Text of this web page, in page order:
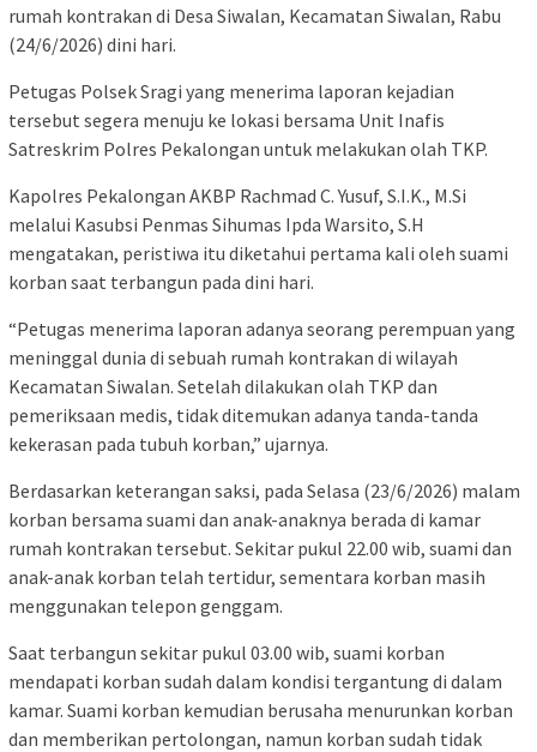
rumah kontrakan di Desa Siwalan, Kecamatan Siwalan, Rabu
(24/6/2026) dini hari.
Petugas Polsek Sragi yang menerima laporan kejadian
tersebut segera menuju ke lokasi bersama Unit Inafis
Satreskrim Polres Pekalongan untuk melakukan olah TKP.
Kapolres Pekalongan AKBP Rachmad C. Yusuf, S.I.K., M.Si
melalui Kasubsi Penmas Sihumas Ipda Warsito, S.H
mengatakan, peristiwa itu diketahui pertama kali oleh suami
korban saat terbangun pada dini hari.
“Petugas menerima laporan adanya seorang perempuan yang
meninggal dunia di sebuah rumah kontrakan di wilayah
Kecamatan Siwalan. Setelah dilakukan olah TKP dan
pemeriksaan medis, tidak ditemukan adanya tanda-tanda
kekerasan pada tubuh korban,” ujarnya.
Berdasarkan keterangan saksi, pada Selasa (23/6/2026) malam
korban bersama suami dan anak-anaknya berada di kamar
rumah kontrakan tersebut. Sekitar pukul 22.00 wib, suami dan
anak-anak korban telah tertidur, sementara korban masih
menggunakan telepon genggam.
Saat terbangun sekitar pukul 03.00 wib, suami korban
mendapati korban sudah dalam kondisi tergantung di dalam
kamar. Suami korban kemudian berusaha menurunkan korban
dan memberikan pertolongan, namun korban sudah tidak